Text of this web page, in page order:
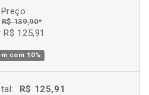
Preço:
R$ 139,90*
R$ 125,91
com 10%
R$ 125,91